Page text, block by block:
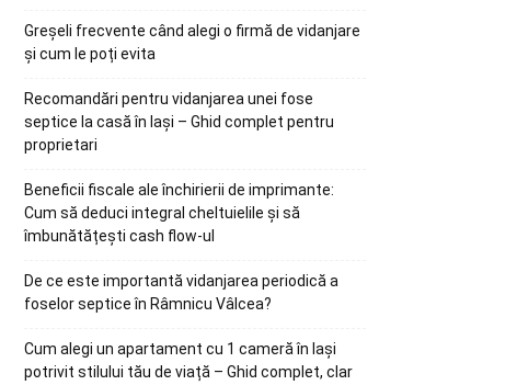
Greșeli frecvente când alegi o firmă de vidanjare
și cum le poți evita
Recomandări pentru vidanjarea unei fose
septice la casă în Iași – Ghid complet pentru
proprietari
Beneficii fiscale ale închirierii de imprimante:
Cum să deduci integral cheltuielile și să
îmbunătățești cash flow-ul
De ce este importantă vidanjarea periodică a
foselor septice în Râmnicu Vâlcea?
Cum alegi un apartament cu 1 cameră în Iași
potrivit stilului tău de viață – Ghid complet, clar